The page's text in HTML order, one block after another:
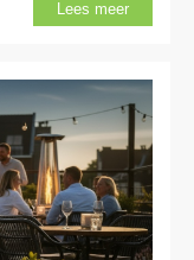
Lees meer